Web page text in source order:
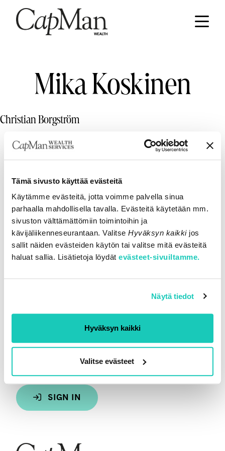
Tämä sivusto käyttää evästeitä
Käytämme evästeitä, jotta voimme palvella sinua
parhaalla mahdollisella tavalla. Evästeitä käytetään mm.
sivuston välttämättömiin toimintoihin ja
kävijäliikenneseurantaan. Valitse Hyväksyn kaikki jos
sallit näiden evästeiden käytön tai valitse mitä evästeitä
haluat sallia. Lisätietoja löydät evästeet-sivuiltamme.
Näytä tiedot
Hyväksyn kaikki
Valitse evästeet
sisältöön
Mika Koskinen
Christian Borgström
CONTACT INFORMATION
CapMan Wealth
Ludviginkatu 6, 00130 Helsinki
Business ID: 2467114-0
LEI number: 743700V4PNGB51ZQOR76
SEURAA MEITÄ
CAPMAN WEALTH PORTAALI
SIGN IN